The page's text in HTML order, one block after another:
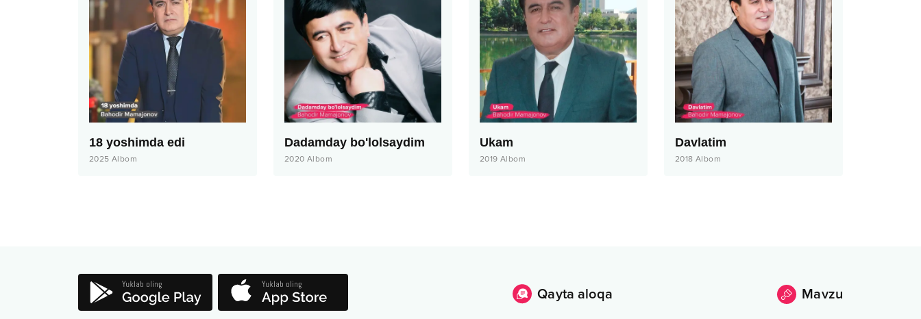
18 yoshimda edi
2025 Albom
Dadamday bo'lolsaydim
2020 Albom
Ukam
2019 Albom
Davlatim
2018 Albom
Qayta aloqa Mavzu